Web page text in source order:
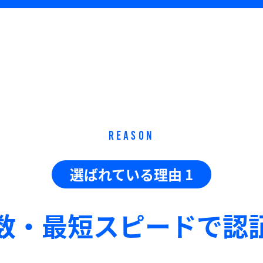
REASON
選ばれている理由 1
・最短スピードで認